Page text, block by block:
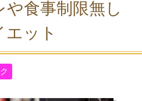
食事制限無し
エット